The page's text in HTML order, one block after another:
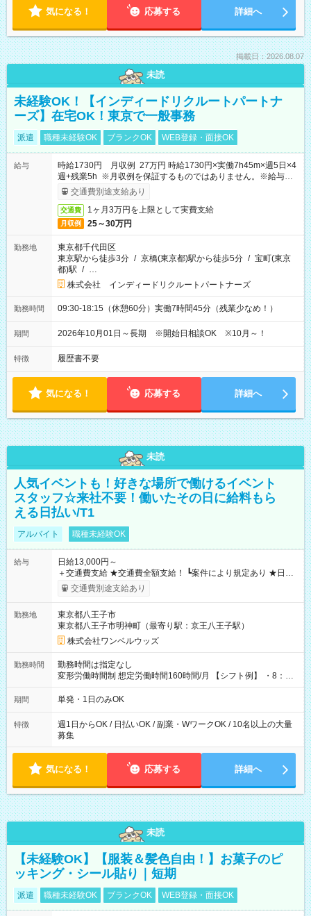
気になる！ 応募する 詳細へ
掲載日：2026.08.07
未読
未経験OK！【インディードリクルートパートナ
ーズ】在宅OK！東京で一般事務
派遣 職種未経験OK ブランクOK WEB登録・面接OK
給与
時給1730円 月収例 27万円 時給1730円×実働7h45m×週5日×4
週+残業5h ※月収例を保証するものではありません。※給与即
受取りサービス利用可（利用条件有）
交通費別途支給あり
交通費 1ヶ月3万円を上限として実費支給
月収例 25～30万円
勤務地
東京都千代田区
東京駅から徒歩3分 / 京橋(東京都)駅から徒歩5分 / 宝町(東京
都)駅 / …
株式会社 インディードリクルートパートナーズ
勤務時間 09:30-18:15（休憩60分）実働7時間45分（残業少なめ！）
期間 2026年10月01日～長期 ※開始日相談OK ※10月～！
特徴 履歴書不要
気になる！ 応募する 詳細へ
未読
人気イベントも！好きな場所で働けるイベント
スタッフ☆来社不要！働いたその日に給料もら
える日払い/T1
アルバイト 職種未経験OK
給与
日給13,000円～
＋交通費支給 ★交通費全額支給！ ┗案件により規定あり ★日払
いOK！（規定あり） ┗働いたその日に現金GET♪ お仕事後はコ
ンビニATMから 日払い分を引き落とせます！ 【試用期間】試
交通費別途支給あり
勤務地
東京都八王子市
東京都八王子市明神町（最寄り駅：京王八王子駅）
株式会社ワンベルウッズ
勤務時間
勤務時間は指定なし
変形労働時間制 想定労働時間160時間/月 【シフト例】 ・8：00
～21：00
期間 単発・1日のみOK
特徴
週1日からOK / 日払いOK / 副業・WワークOK / 10名以上の大量
募集
気になる！ 応募する 詳細へ
未読
【未経験OK】【服装＆髪色自由！】お菓子のピ
ッキング・シール貼り｜短期
派遣 職種未経験OK ブランクOK WEB登録・面接OK